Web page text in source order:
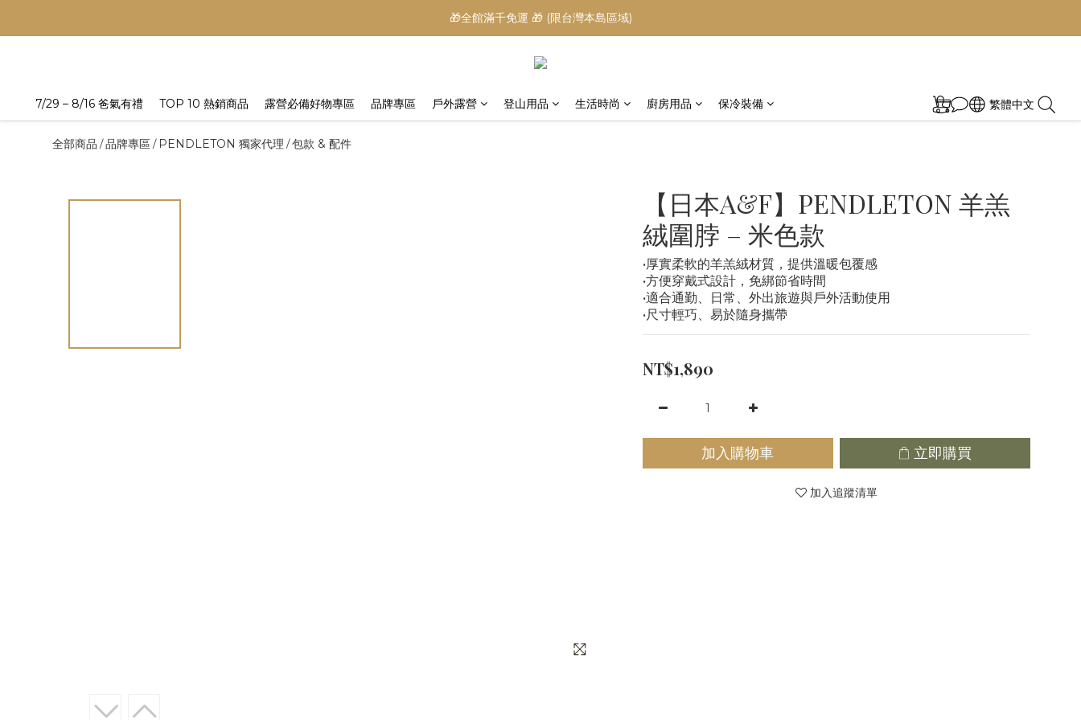
🎁全館滿千免運 🎁 (限台灣本島區域)
7/29 – 8/16 爸氣有禮 TOP 10 熱銷商品 露營必備好物專區 品牌專區 戶外露營 登山用品 生活時尚 廚房用品 保冷裝備 繁體中文
全部商品 /品牌專區/ PENDLETON 獨家代理 /包款 & 配件
【日本A&F】PENDLETON 羊羔
絨圍脖 – 米色款
•厚實柔軟的羊羔絨材質，提供溫暖包覆感
•方便穿戴式設計，免綁節省時間
•適合通勤、日常、外出旅遊與戶外活動使用
•尺寸輕巧、易於隨身攜帶
NT$1,890
加入購物車 立即購買
加入追蹤清單